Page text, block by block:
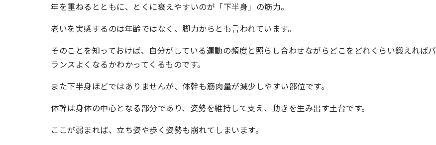
年を重ねるとともに、とくに衰えやすいのが「下半身」の筋力。
老いを実感するのは年齢ではなく、脚力からとも言われています。
そのことを知っておけば、自分がしている運動の頻度と照らし合わせながらどこをどれくらい鍛えればバ
ランスよくなるかわかってくるものです。
また下半身ほどではありませんが、体幹も筋肉量が減少しやすい部位です。
体幹は身体の中心となる部分であり、姿勢を維持して支え、動きを生み出す土台です。
ここが弱まれば、立ち姿や歩く姿勢も崩れてしまいます。